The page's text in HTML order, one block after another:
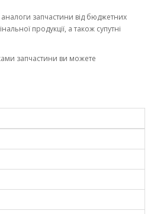
аналоги запчастини від бюджетних
продукції, а також супутні
запчастини ви можете